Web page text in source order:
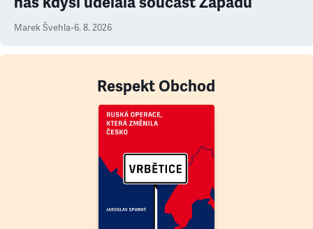
Marek Švehla•6. 8. 2026
Respekt Obchod